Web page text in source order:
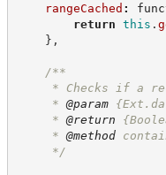
rangeCached :
return this .
} ,
/**
* Checks if a
* @param
* @return
* @method
*/